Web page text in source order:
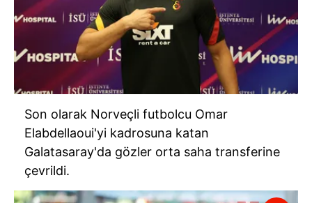
Son olarak Norveçli futbolcu Omar
Elabdellaoui'yi kadrosuna katan
Galatasaray'da gözler orta saha transferine
çevrildi.